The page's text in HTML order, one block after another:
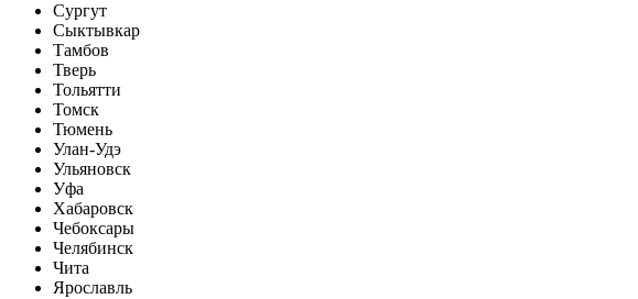
Сургут
Сыктывкар
Тамбов
Тверь
Тольятти
Томск
Тюмень
Улан-Удэ
Ульяновск
Уфа
Хабаровск
Чебоксары
Челябинск
Чита
Ярославль